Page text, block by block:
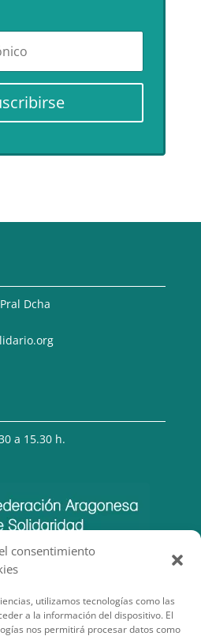
consentimiento
utilizamos tecnologías como las
a la información del dispositivo. El
nos permitirá procesar datos como
Dcha
a 15.30 h.